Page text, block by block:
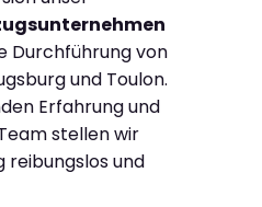
Durchführung von
und Toulon.
Erfahrung und
stellen wir
reibungslos und